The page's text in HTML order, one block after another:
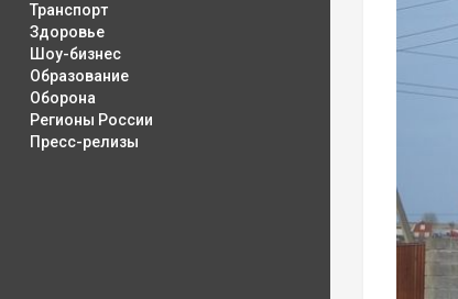
Транспорт
Здоровье
Шоу-бизнес
Образование
Оборона
Регионы России
Пресс-релизы